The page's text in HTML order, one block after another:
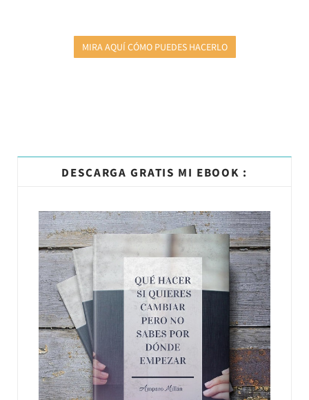
MIRA AQUÍ CÓMO PUEDES HACERLO
DESCARGA GRATIS MI EBOOK :